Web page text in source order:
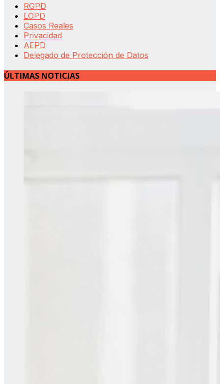
RGPD
LOPD
Casos Reales
Privacidad
AEPD
Delegado de Protección de Datos
ÚLTIMAS NOTICIAS